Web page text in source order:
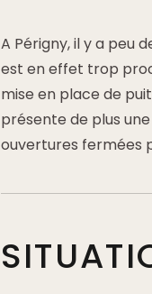
A Périgny, il y a peu
est en effet trop
mise en place de
présente de plus
ouvertures fermées